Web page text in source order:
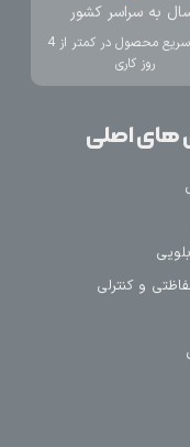
به سراسر کشور
ارسال سریع محصول در کمتر از 4
روز کاری
های اصلی
و کنترلی